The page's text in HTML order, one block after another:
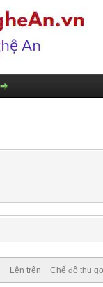
Lên trên Chế độ thu